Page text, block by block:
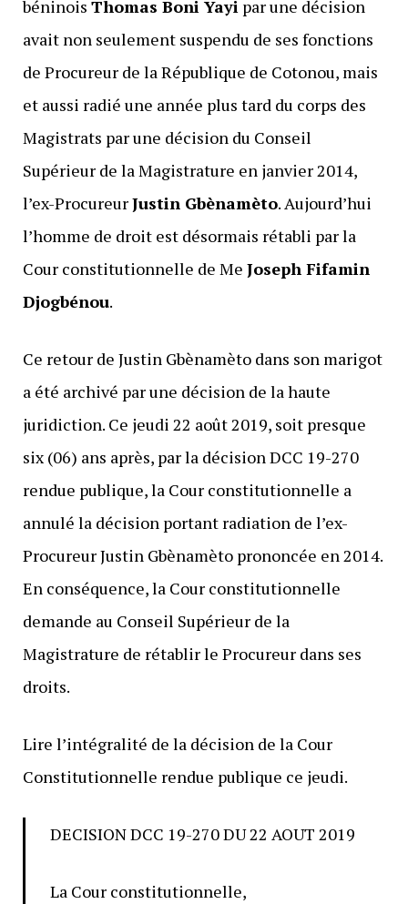
béninois Thomas Boni Yayipar une décision
avait non seulement suspendu de ses fonctions
de Procureur de la République de Cotonou, mais
et aussi radié une année plus tard du corps des
Magistrats par une décision du Conseil
Supérieur de la Magistrature en janvier 2014,
l’ex-ProcureurJustin Gbènamèto. Aujourd’hui
l’homme de droit est désormais rétabli par la
Cour constitutionnelle de Me Joseph Fifamin
Djogbénou.
Ce retour de Justin Gbènamèto dans son marigot
a été archivé par une décision de la haute
juridiction. Ce jeudi 22 août 2019, soit presque
six (06) ans après, par la décision DCC 19-270
rendue publique, la Cour constitutionnelle a
annulé la décision portant radiation de l’ex-
Procureur Justin Gbènamèto prononcée en 2014.
En conséquence, la Cour constitutionnelle
demande au Conseil Supérieur de la
Magistrature de rétablir le Procureur dans ses
droits.
Lire l’intégralité de la décision de la Cour
Constitutionnelle rendue publique ce jeudi.
DECISION DCC 19-270 DU 22 AOUT 2019
La Cour constitutionnelle,